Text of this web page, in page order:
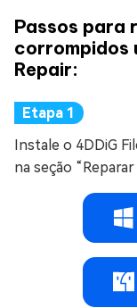
Passos para
corrompidos
Repair:
Instale o 4DDiG
na seção